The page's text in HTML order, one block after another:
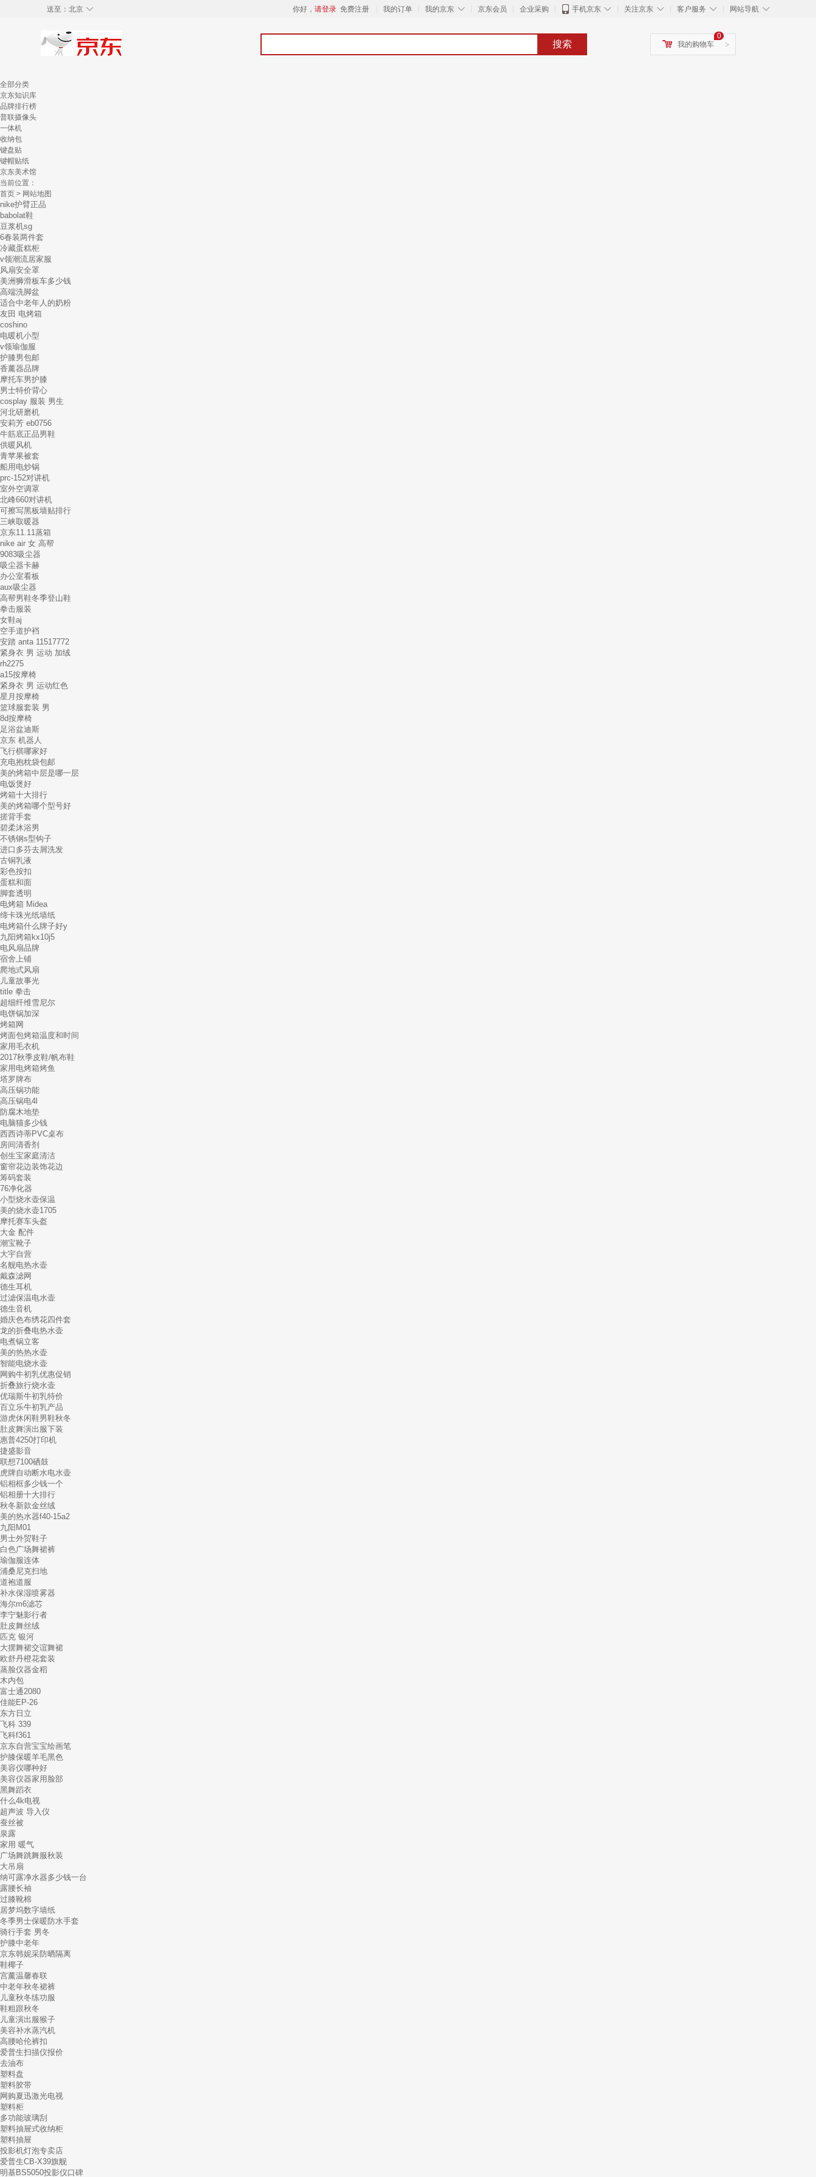
◇
送至： 北京 你好， 请登录 免费注册 我的订单 ◇
我的京东 京东会员 企业采购 ◇
手机京东 ◇
关注京东 ◇
客户服务 ◇
网站导航
搜索 >
0
我的购物车
全部分类
京东知识库
品牌排行榜
普联摄像头
一体机
收纳包
键盘贴
键帽贴纸
京东美术馆
当前位置：
首页 > 网站地图
nike护臂正品
babolat鞋
豆浆机sg
6春装两件套
冷藏蛋糕柜
v领潮流居家服
风扇安全罩
美洲狮滑板车多少钱
高端洗脚盆
适合中老年人的奶粉
友田 电烤箱
coshino
电暖机小型
v领瑜伽服
护膝男包邮
香薰器品牌
摩托车男护膝
男士特价背心
cosplay 服装 男生
河北研磨机
安莉芳 eb0756
牛筋底正品男鞋
供暖风机
青苹果被套
船用电炒锅
prc-152对讲机
室外空调罩
北峰660对讲机
可擦写黑板墙贴排行
三峡取暖器
京东11.11蒸箱
nike air 女 高帮
9083吸尘器
吸尘器卡赫
办公室看板
aux吸尘器
高帮男鞋冬季登山鞋
拳击服装
女鞋aj
空手道护裆
安踏 anta 11517772
紧身衣 男 运动 加绒
rh2275
a15按摩椅
紧身衣 男 运动红色
星月按摩椅
篮球服套装 男
8d按摩椅
足浴盆迪斯
京东 机器人
飞行棋哪家好
充电抱枕袋包邮
美的烤箱中层是哪一层
电饭煲好
烤箱十大排行
美的烤箱哪个型号好
搓背手套
碧柔沐浴男
不锈钢s型钩子
进口多芬去屑洗发
古铜乳液
彩色按扣
蛋糕和面
脚套透明
电烤箱 Midea
缔卡珠光纸墙纸
电烤箱什么牌子好y
九阳烤箱kx10j5
电风扇品牌
宿舍上铺
爬地式风扇
儿童故事光
title 拳击
超细纤维雪尼尔
电饼锅加深
烤箱网
烤面包烤箱温度和时间
家用毛衣机
2017秋季皮鞋/帆布鞋
家用电烤箱烤鱼
塔罗牌布
高压锅功能
高压锅电4l
防腐木地垫
电脑猫多少钱
西西诗蒂PVC桌布
房间清香剂
创生宝家庭清洁
窗帘花边装饰花边
筹码套装
76净化器
小型烧水壶保温
美的烧水壶1705
摩托赛车头盔
大金 配件
潮宝靴子
大宇自营
名舰电热水壶
戴森滤网
德生耳机
过滤保温电水壶
德生音机
婚庆色布绣花四件套
龙的折叠电热水壶
电煮锅立客
美的热热水壶
智能电烧水壶
网购牛初乳优惠促销
折叠旅行烧水壶
优瑞斯牛初乳特价
百立乐牛初乳产品
游虎休闲鞋男鞋秋冬
肚皮舞演出服下装
惠普4250打印机
捷盛影音
联想7100硒鼓
虎牌自动断水电水壶
铝相框多少钱一个
铝相册十大排行
秋冬新款金丝绒
美的热水器f40-15a2
九阳M01
男士外贸鞋子
白色广场舞裙裤
瑜伽服连体
浦桑尼克扫地
道袍道服
补水保湿喷雾器
海尔m6滤芯
李宁魅影行者
肚皮舞丝绒
匹克 银河
大摆舞裙交谊舞裙
欧舒丹橙花套装
蒸脸仪器金稻
木内包
富士通2080
佳能EP-26
东方日立
飞科 339
飞科f361
京东自营宝宝绘画笔
护膝保暖羊毛黑色
美容仪哪种好
美容仪器家用脸部
黑舞蹈衣
什么4k电视
超声波 导入仪
蚕丝被
泉露
家用 暖气
广场舞跳舞服秋装
大吊扇
纳可露净水器多少钱一台
露腰长袖
过膝靴棉
居梦坞数字墙纸
冬季男士保暖防水手套
骑行手套 男冬
护膝中老年
京东韩妮采防晒隔离
鞋椰子
宫薰温馨春联
中老年秋冬裙裤
儿童秋冬练功服
鞋粗跟秋冬
儿童演出服猴子
美容补水蒸汽机
高腰哈伦裤扣
爱普生扫描仪报价
去油布
塑料盘
塑料胶带
网购夏迅激光电视
塑料柜
多功能玻璃刮
塑料抽屉式收纳柜
塑料抽屉
投影机灯泡专卖店
爱普生CB-X39旗舰
明基BS5050投影仪口碑